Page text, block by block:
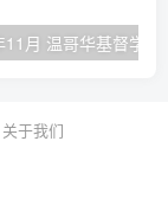
关于我们